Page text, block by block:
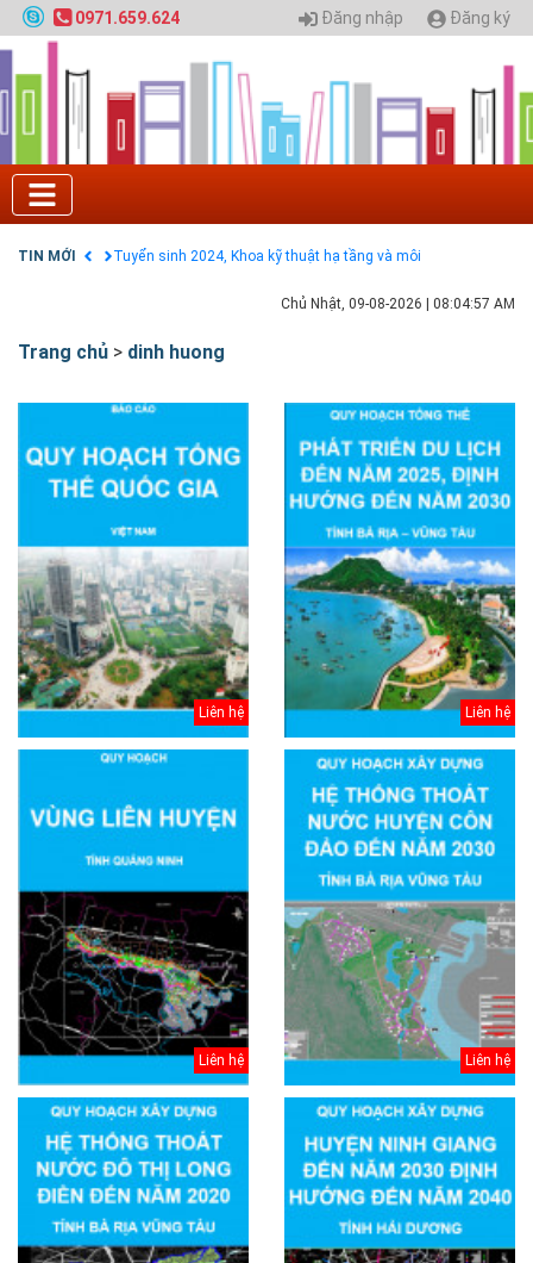
0971.659.624 Đăng nhập Đăng ký
TIN MỚI
Tuyển sinh 2025, Khoa kỹ thuật hạ tầng và môi
trường đô thị - Đại học Kiến trúc Hà Nội
Chính sách thanh toán
Điều khoản dịch vụ
Quy hoạch chung hệ thống đê điều thành phố Hà
GIAO LƯU TRỰC TUYẾN - TƯ VẤN TUYỂN SINH ĐẠI
SỐ 02
Chủ Nhật, 09-08-2026 08:04:58 AM
Trang chủ > dinh huong
Liên hệ Liên hệ
Liên hệ Liên hệ